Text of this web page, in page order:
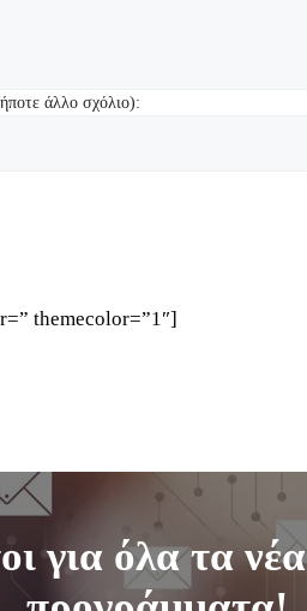
άλλο σχόλιο):
themecolor=”1″]
για όλα τα